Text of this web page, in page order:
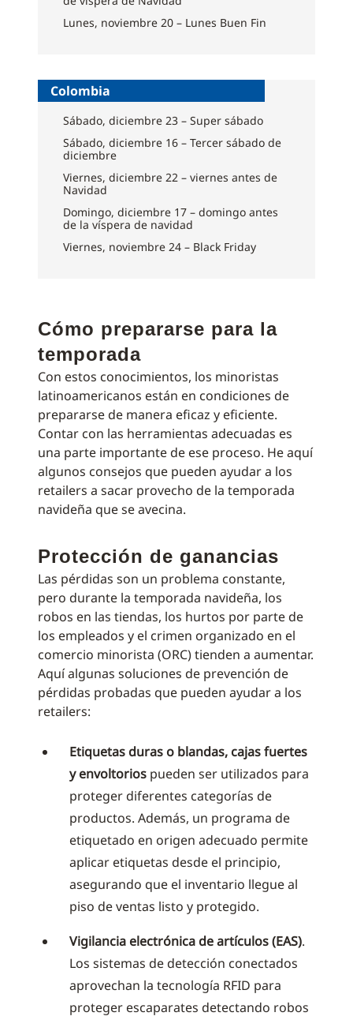
Lunes, noviembre 20 – Lunes Buen Fin
Colombia
Sábado, diciembre 23 – Super sábado
Sábado, diciembre 16 – Tercer sábado de
diciembre
Viernes, diciembre 22 – viernes antes de
Navidad
Domingo, diciembre 17 – domingo antes
de la víspera de navidad
Viernes, noviembre 24 – Black Friday
Cómo prepararse para la
temporada
Con estos conocimientos, los minoristas
latinoamericanos están en condiciones de
prepararse de manera eficaz y eficiente.
Contar con las herramientas adecuadas es
una parte importante de ese proceso. He aquí
algunos consejos que pueden ayudar a los
retailers a sacar provecho de la temporada
navideña que se avecina.
Protección de ganancias
Las pérdidas son un problema constante,
pero durante la temporada navideña, los
robos en las tiendas, los hurtos por parte de
los empleados y el crimen organizado en el
comercio minorista (ORC) tienden a aumentar.
Aquí algunas soluciones de prevención de
pérdidas probadas que pueden ayudar a los
retailers:
Etiquetas duras o blandas, cajas fuertes
y envoltorios pueden ser utilizados para
proteger diferentes categorías de
productos. Además, un programa de
etiquetado en origen adecuado permite
aplicar etiquetas desde el principio,
asegurando que el inventario llegue al
piso de ventas listo y protegido.
Vigilancia electrónica de artículos (EAS).
Los sistemas de detección conectados
aprovechan la tecnología RFID para
proteger escaparates detectando robos